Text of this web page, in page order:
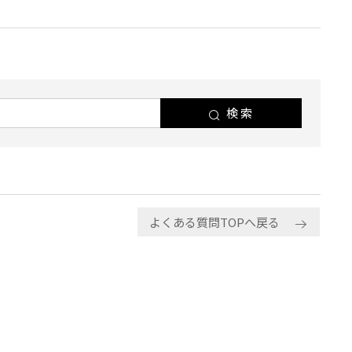
検索
よくある質問TOPへ戻る